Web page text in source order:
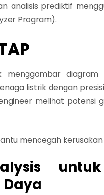
analisis prediktif
Program).
menggambar
listrik dengan
melihat potensi
mencegah
untuk